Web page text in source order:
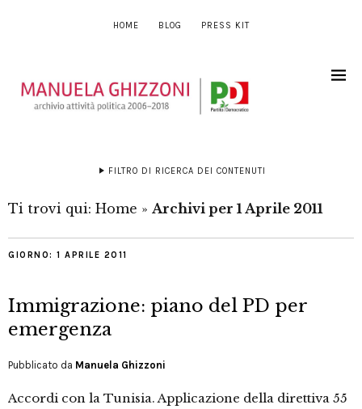
HOME BLOG PRESS KIT
FILTRO DI RICERCA DEI CONTENUTI
Ti trovi qui: Home » Archivi per 1 Aprile 2011
GIORNO: 1 APRILE 2011
Immigrazione: piano del PD per
emergenza
Pubblicato da Manuela Ghizzoni
Accordi con la Tunisia. Applicazione della direttiva 55